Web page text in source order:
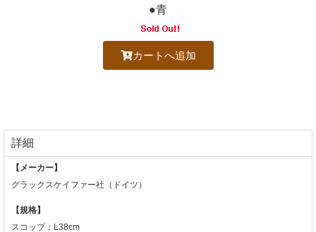
●青
カートへ追加
詳細
【メーカー】
グラックスケイファー社（ドイツ）
【規格】
スコップ：L38cm